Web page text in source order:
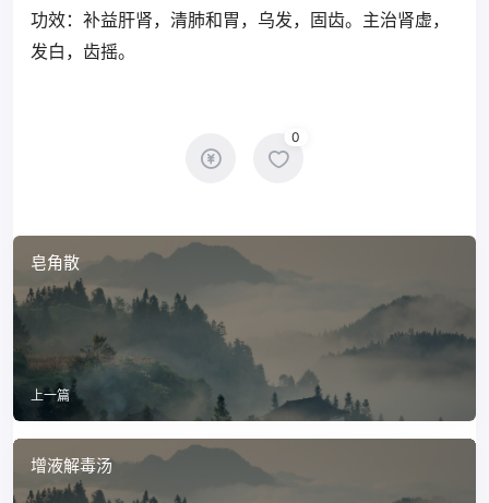
功效：补益肝肾，清肺和胃，乌发，固齿。主治肾虚，
发白，齿摇。
0
皂角散
上一篇
增液解毒汤